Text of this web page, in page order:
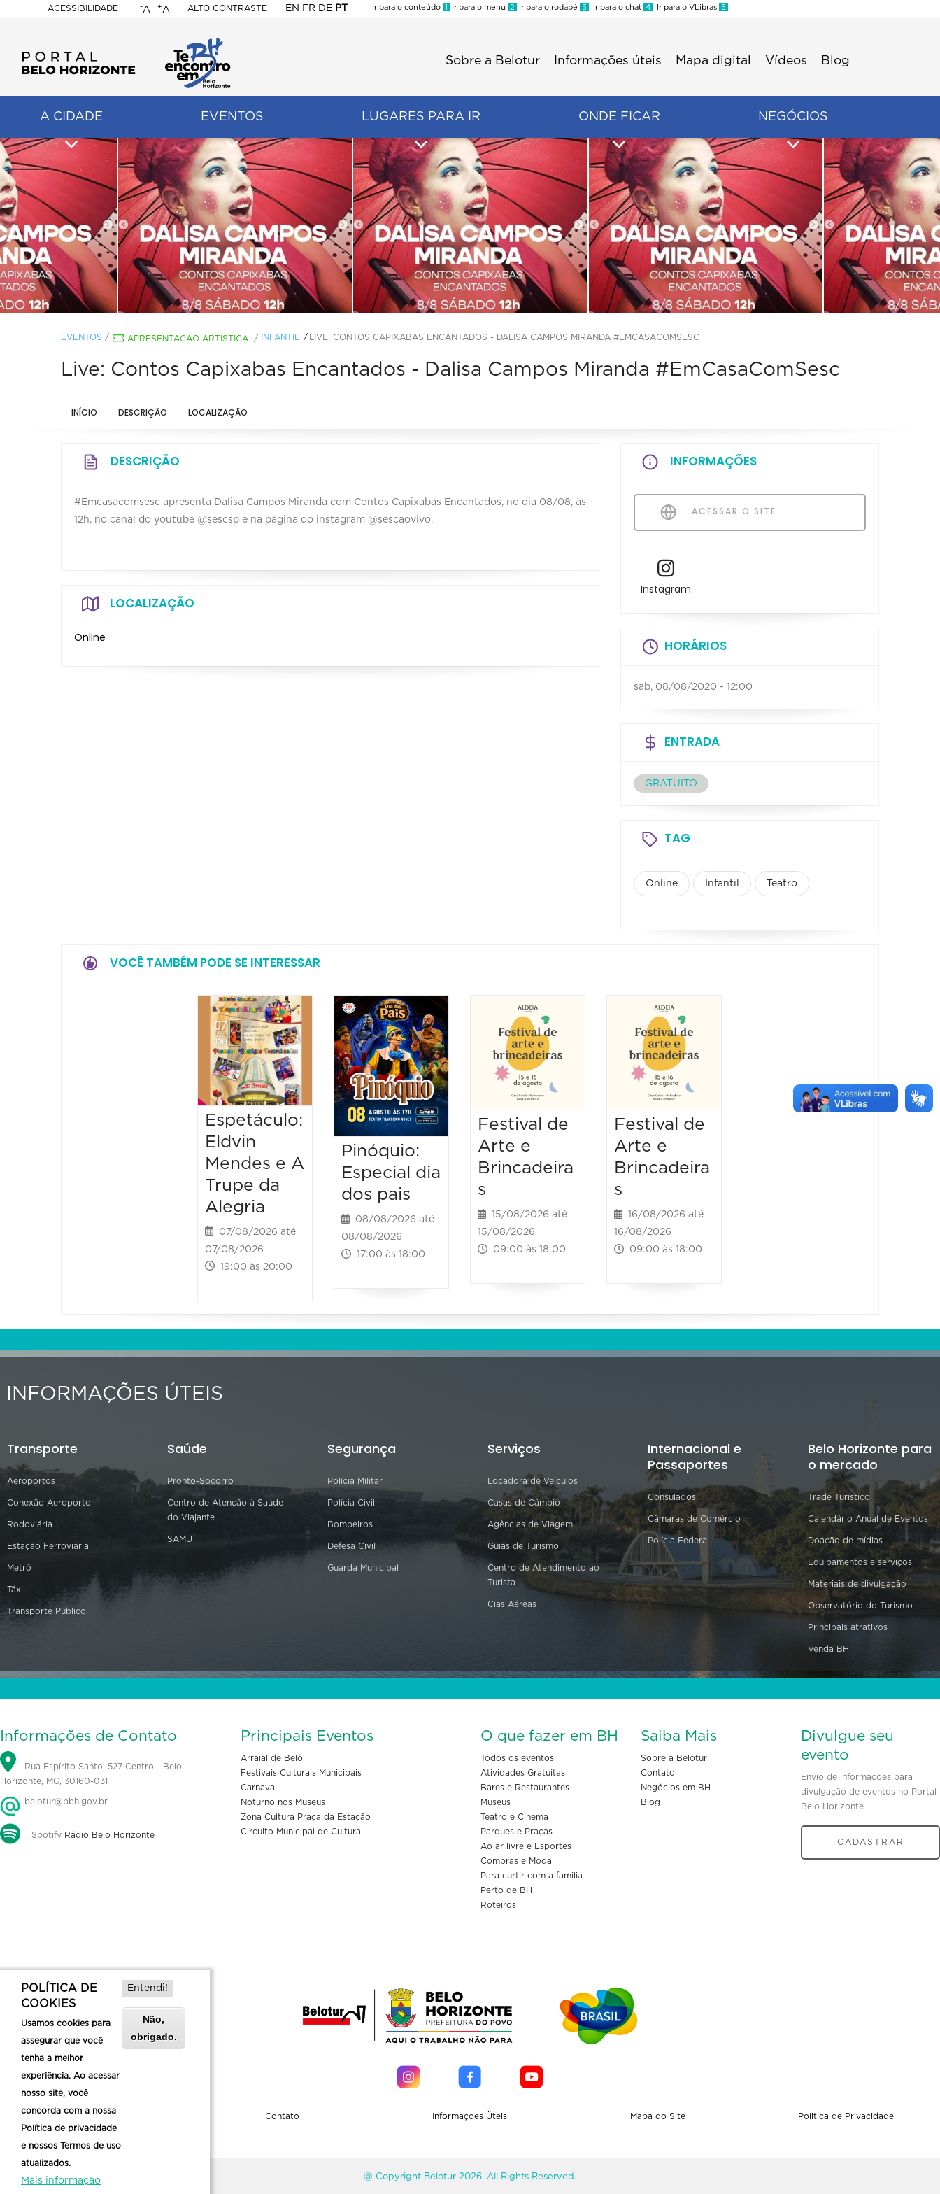
ACESSIBILIDADE
BELO
HORIZONTE
-A +A ALTO CONTRASTE EN FR DE PT
Ir para o conteúdo 1 Ir para o menu 2 Ir para o rodapé 3 Ir para o chat 4 Ir para o VLibras 5
Sobre a Belotur Informações úteis Mapa digital Vídeos Blog
A CIDADE EVENTOS LUGARES PARA IR ONDE FICAR NEGÓCIOS
EVENTOS / APRESENTAÇÃO ARTÍSTICA / INFANTIL LIVE: CONTOS CAPIXABAS ENCANTADOS - DALISA CAMPOS MIRANDA #EMCASACOMSESC
Live: Contos Capixabas Encantados - Dalisa Campos Miranda #EmCasaComSesc
INÍCIO DESCRIÇÃO LOCALIZAÇÃO
DESCRIÇÃO
#Emcasacomsesc apresenta Dalisa Campos Miranda com Contos Capixabas Encantados, no dia 08/08, às
12h, no canal do youtube @sescsp e na página do instagram @sescaovivo.
LOCALIZAÇÃO
Online
INFORMAÇÕES
ACESSAR O SITE
Instagram
HORÁRIOS
sab, 08/08/2020 - 12:00
ENTRADA
GRATUITO
TAG
Online Infantil Teatro
VOCÊ TAMBÉM PODE SE INTERESSAR
Espetáculo:
Eldvin
Mendes e A
Trupe da
Alegria
07/08/2026 até
07/08/2026
19:00 às 20:00
Pinóquio:
Especial dia
dos pais
08/08/2026 até
08/08/2026
17:00 às 18:00
Festival de
Arte e
Brincadeira
s
15/08/2026 até
15/08/2026
09:00 às 18:00
Festival de
Arte e
Brincadeira
s
16/08/2026 até
16/08/2026
09:00 às 18:00
25/10/2026
16:00 às 17:00
INFORMAÇÕES ÚTEIS
Transporte
Aeroportos
Conexão Aeroporto
Rodoviária
Estação Ferroviária
Metrô
Táxi
Transporte Público
Saúde
Pronto-Socorro
Centro de Atenção à Saúde
do Viajante
SAMU
Segurança
Polícia Militar
Polícia Civil
Bombeiros
Defesa Civil
Guarda Municipal
Serviços
Locadora de Veículos
Casas de Câmbio
Agências de Viagem
Guias de Turismo
Centro de Atendimento ao
Turista
Cias Aéreas
Internacional e
Passaportes
Consulados
Câmaras de Comércio
Polícia Federal
Belo Horizonte para
o mercado
Trade Turístico
Calendário Anual de Eventos
Doação de mídias
Equipamentos e serviços
Materiais de divulgação
Observatório do Turismo
Principais atrativos
Venda BH
Informações de Contato
Rua Espírito Santo, 527 Centro - Belo
Horizonte, MG, 30160-031
belotur@pbh.gov.br
Spotify Rádio Belo Horizonte
Principais Eventos
Arraial de Belô
Festivais Culturais Municipais
Carnaval
Noturno nos Museus
Zona Cultura Praça da Estação
Circuito Municipal de Cultura
O que fazer em BH
Todos os eventos
Atividades Gratuitas
Bares e Restaurantes
Museus
Teatro e Cinema
Parques e Praças
Ao ar livre e Esportes
Compras e Moda
Para curtir com a familia
Perto de BH
Roteiros
Saiba Mais
Sobre a Belotur
Contato
Negócios em BH
Blog
Divulgue seu
evento
Envio de informações para
divulgação de eventos no Portal
Belo Horizonte
CADASTRAR
Sobre a Belotur Contato Informaçoes Üteis Mapa do Site Politica de Privacidade
@ Copyright Belotur 2026. All Rights Reserved.
POLÍTICA DE
COOKIES
Usamos cookies para
assegurar que você
tenha a melhor
experiência. Ao acessar
nosso site, você
concorda com a nossa
Política de privacidade
e nossos Termos de uso
atualizados.
Mais informação
Entendi!
Não,
obrigado.